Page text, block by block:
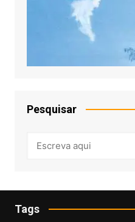
Pesquisar
Tags